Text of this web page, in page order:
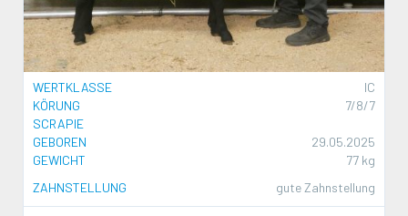
WERTKLASSE
IC
KÖRUNG
7/8/7
SCRAPIE
GEBOREN
29.05.2025
GEWICHT
77 kg
ZAHNSTELLUNG
gute Zahnstellung